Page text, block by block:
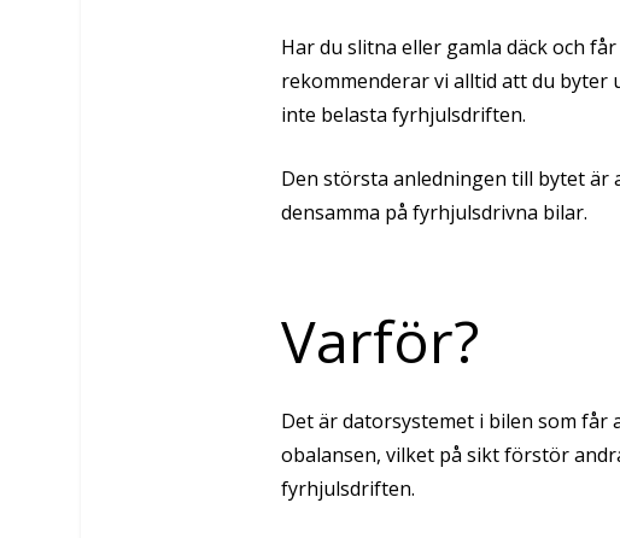
Har du slitna eller gamla däck och
rekommenderar vi alltid att du byter
inte belasta fyrhjulsdriften.
Den största anledningen till bytet är
densamma på fyrhjulsdrivna bilar.
Varför?
Det är datorsystemet i bilen som
obalansen, vilket på sikt förstör
fyrhjulsdriften.